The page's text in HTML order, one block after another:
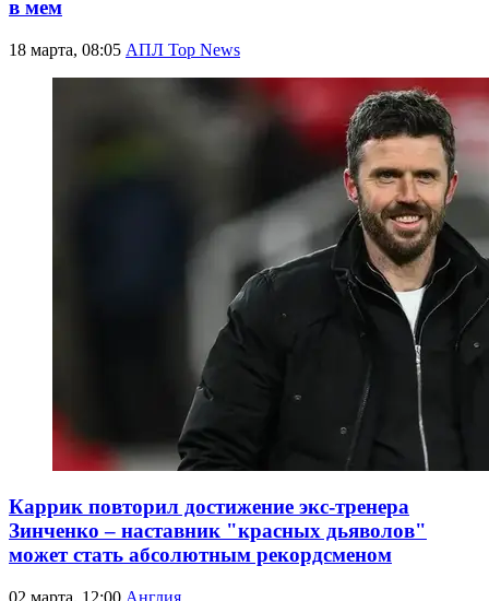
в мем
18 марта, 08:05 АПЛ Top News
Каррик повторил достижение экс-тренера
Зинченко – наставник "красных дьяволов"
может стать абсолютным рекордсменом
02 марта, 12:00 Англия